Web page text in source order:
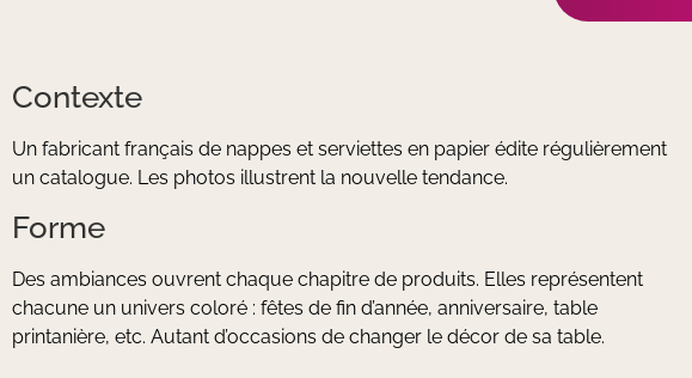
Contexte
Un fabricant français de nappes et serviettes en papier édite régulièrement
un catalogue. Les photos illustrent la nouvelle tendance.
Forme
Des ambiances ouvrent chaque chapitre de produits. Elles représentent
chacune un univers coloré : fêtes de fin d’année, anniversaire, table
printanière, etc. Autant d’occasions de changer le décor de sa table.